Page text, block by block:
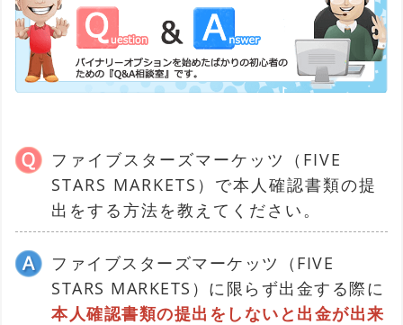
ファイブスターズマーケッツ（FIVE
STARS MARKETS）で本人確認書類の提
出をする方法を教えてください。
ファイブスターズマーケッツ（FIVE
STARS MARKETS）に限らず出金する際に
本人確認書類の提出をしないと出金が出来